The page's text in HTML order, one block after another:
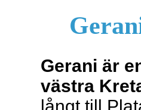
Gerani är
västra